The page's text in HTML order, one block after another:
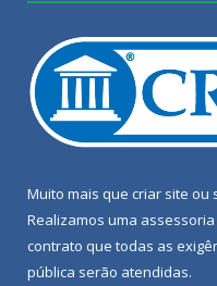
Muito mais que criar site ou
Realizamos uma assessoria
contrato que todas as
pública serão atendidas.